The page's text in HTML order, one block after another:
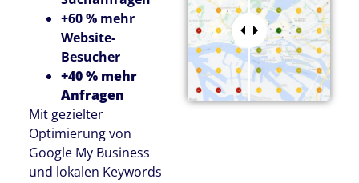
+60 % mehr
Website-
Besucher
+40 % mehr
Anfragen
Mit gezielter
Optimierung von
Google My Business
und lokalen Keywords